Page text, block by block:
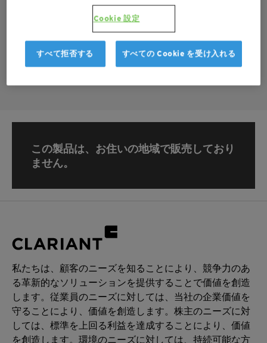
Nipacide CDI is recommended for a wide range of coating
applications including water-based paints and wood
coatings. It is effective against a wide range of fungal species,
responsible for the discoloration and degradation of surface
coatings.
この製品は、お住いの地域で販売しており
ません。
私たちは、顧客のニーズを知ることにより、競争力のあ
る革新的なソリューションを提供することで価値を創造
します。従業員のニーズに対しては、当社の企業価値を
守ることにより、価値を創造します。株主のニーズに対
しては、標準を上回る利益を達成することにより、価値
を創造します。環境のニーズに対しては、持続可能な方
Cookie 設定
すべて拒否する すべての Cookie を受け入れる